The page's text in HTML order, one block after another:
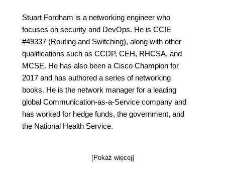
Stuart Fordham is a networking engineer who
focuses on security and DevOps. He is CCIE
#49337 (Routing and Switching), along with other
qualifications such as CCDP, CEH, RHCSA, and
MCSE. He has also been a Cisco Champion for
2017 and has authored a series of networking
books. He is the network manager for a leading
global Communication-as-a-Service company and
has worked for hedge funds, the government, and
the National Health Service.
[Pokaż więcej]